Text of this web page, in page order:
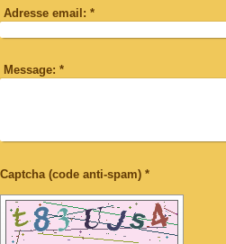
Adresse email: *
Message: *
Captcha (code anti-spam) *